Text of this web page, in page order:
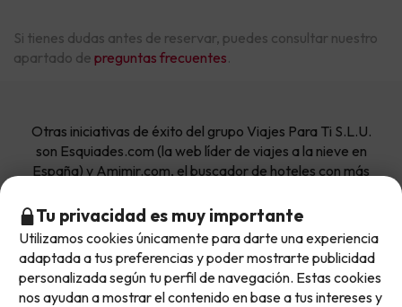
Si tienes dudas antes de reservar, puedes consultar nuestro
apartado de preguntas frecuentes.
No llegas tarde: llegas al siguiente.
Este chollo ya ha caducado, pero cada día lanzamos
nuevas oportunidades para viajar mejor y pagar
Otras iniciativas de éxito del grupo Viajes Para Ti S.L.U.
son Esquiades.com (la web líder de viajes a la nieve en
España) y Amimir.com, el buscador de hoteles con más
reservar y viajar por todo el mundo.
Tu privacidad es muy importante
Utilizamos cookies únicamente para darte una experiencia
adaptada a tus preferencias y poder mostrarte publicidad
personalizada según tu perfil de navegación. Estas cookies
nos ayudan a mostrar el contenido en base a tus intereses y